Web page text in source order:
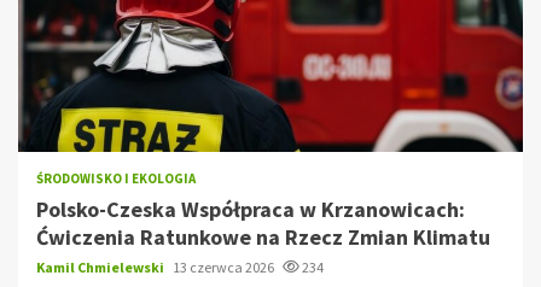
ŚRODOWISKO I EKOLOGIA
Polsko-Czeska Współpraca w Krzanowicach:
Ćwiczenia Ratunkowe na Rzecz Zmian Klimatu
Kamil Chmielewski 13 czerwca 2026 234